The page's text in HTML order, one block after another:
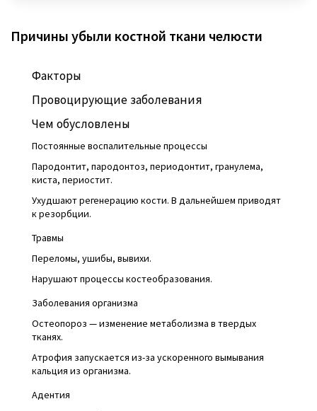
Причины убыли костной ткани челюсти
Факторы
Провоцирующие заболевания
Чем обусловлены
Постоянные воспалительные процессы
Пародонтит, пародонтоз, периодонтит, гранулема,
киста, периостит.
Ухудшают регенерацию кости. В дальнейшем приводят
к резорбции.
Травмы
Переломы, ушибы, вывихи.
Нарушают процессы костеобразования.
Заболевания организма
Остеопороз — изменение метаболизма в твердых
тканях.
Атрофия запускается из-за ускоренного вымывания
кальция из организма.
Адентия